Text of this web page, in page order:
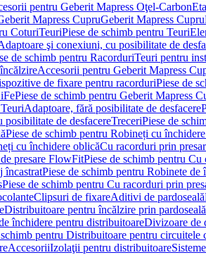
pentru Geberit Mapress Oţel-Carbon
Mapress CupruGeberit Mapress Cupru
CoturiTeuriPiese de schimb pentru Teuri
şi conexiuni, cu posibilitate de
de schimb pentru RacorduriTeuri pentru
Accesorii pentru Geberit Mapress
de fixare pentru racorduriPiese de
Piese de schimb pentru Geberit Mapress
Adaptoare, fără posibilitate de desfacere
posibilitate de desfacereTreceriPiese de
Piese de schimb pentru Robineți cu
cu închidere oblicăCu racorduri prin
presare FlowFitPiese de schimb pentru
încastratPiese de schimb pentru Robinete
Piese de schimb pentru Cu racorduri prin
Clipsuri de fixareAditivi de pardoseală
Distribuitoare pentru încălzire prin pardoseală
închidere pentru distribuitoareDivizoare de
schimb pentru Distribuitoare pentru
AccesoriiIzolaţii pentru distribuitoare